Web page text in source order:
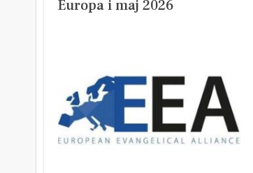
Europa i maj 2026